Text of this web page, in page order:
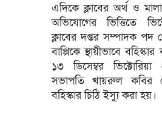
এদিকে ক্লাবের অর্থ ও
অভিযোগের ভিত্তিতে
ক্লাবের দপ্তর সম্পাদক পদ
বাপ্পিকে স্থায়ীভাবে
১৩ ডিসেম্বর ভিক্টোরিয়া
সভাপতি খায়রুল কবির
বহিস্কার চিঠি ইস্যু করা হয়।